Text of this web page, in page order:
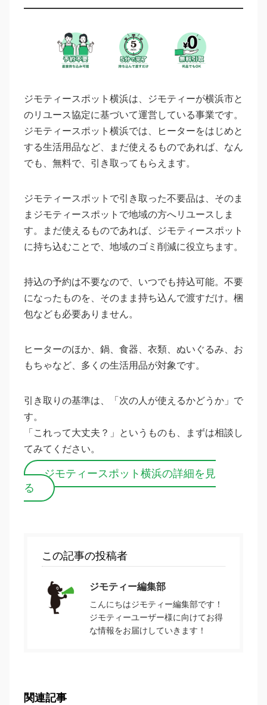
ジモティースポット横浜は、ジモティーが横浜市と
のリユース協定に基づいて運営している事業です。
ジモティースポット横浜では、ヒーターをはじめと
する生活用品など、まだ使えるものであれば、なん
でも、無料で、引き取ってもらえます。
ジモティースポットで引き取った不要品は、そのま
まジモティースポットで地域の方へリユースしま
す。まだ使えるものであれば、ジモティースポット
に持ち込むことで、地域のゴミ削減に役立ちます。
持込の予約は不要なので、いつでも持込可能。不要
になったものを、そのまま持ち込んで渡すだけ。梱
包なども必要ありません。
ヒーターのほか、鍋、食器、衣類、ぬいぐるみ、お
もちゃなど、多くの生活用品が対象です。
引き取りの基準は、「次の人が使えるかどうか」で
す。
「これって大丈夫？」というものも、まずは相談し
てみてください。
ジモティースポット横浜の詳細を見
る
この記事の投稿者
ジモティー編集部
こんにちはジモティー編集部です！
ジモティーユーザー様に向けてお得
な情報をお届けしていきます！
関連記事